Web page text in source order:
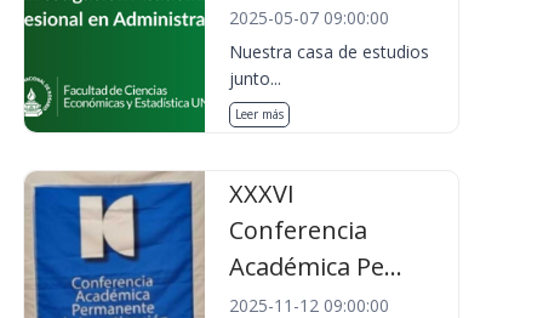
2025-05-07 09:00:00
Nuestra casa de estudios
junto...
Leer más
XXXVI
Conferencia
Académica Pe...
2025-11-12 09:00:00